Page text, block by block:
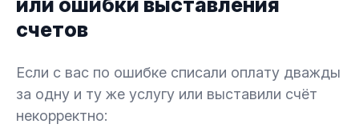
счетов
Если с вас по ошибке списали оплату дважды
за одну и ту же услугу или выставили счёт
некорректно: